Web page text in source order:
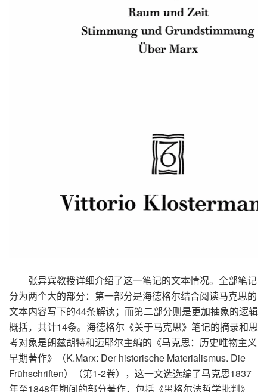
张异宾教授详细介绍了这一笔记的文本情况。全部笔记
分为两个大的部分：第一部分是海德格尔结合阅读马克思的
文本内容写下的44条解读；而第二部分则是更加抽象的逻辑
概括，共计14条。海德格尔《关于马克思》笔记的摘录和思
考对象是朗兹胡特和迈耶尔主编的《马克思：历史唯物主义
早期著作》（K.Marx: Der historische Materialismus. Die
Frühschriften）（第1-2卷），这一文选选编了马克思1837
年至1848年期间的部分著作，包括《黑格尔法哲学批判》